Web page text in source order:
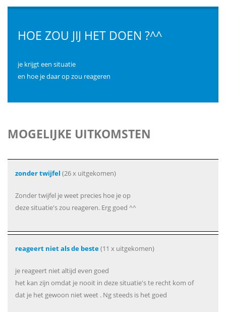
HOE ZOU JIJ HET DOEN ?^^
je krijgt een situatie
en hoe je daar op zou reageren
MOGELIJKE UITKOMSTEN
zonder twijfel (26 x uitgekomen)
Zonder twijfel je weet precies hoe je op
deze situatie's zou reageren. Erg goed ^^
reageert niet als de beste(11 x uitgekomen)
je reageert niet altijd even goed
het kan zijn omdat je nooit in deze situatie's te recht kom of
dat je het gewoon niet weet . Ng steeds is het goed